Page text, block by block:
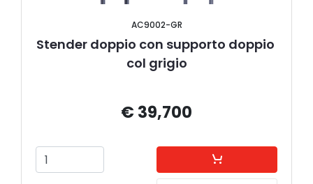
AC9002-GR
Stender doppio con supporto doppio
col grigio
€ 39,700